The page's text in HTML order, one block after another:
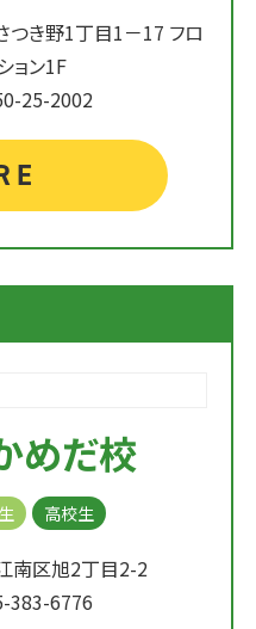
つき野1丁目1－17 フロ
ョン1F
25-2002
めだ校
高校生
南区旭2丁目2-2
383-6776